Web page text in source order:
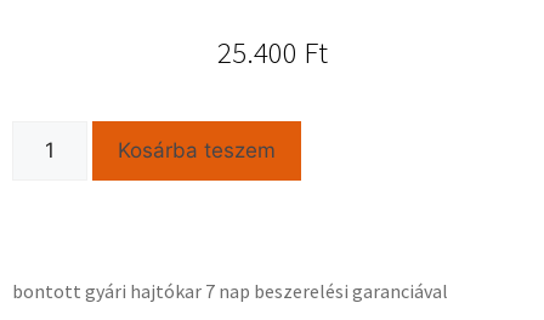
25.400 Ft
Kosárba teszem
bontott gyári hajtókar 7 nap beszerelési garanciával